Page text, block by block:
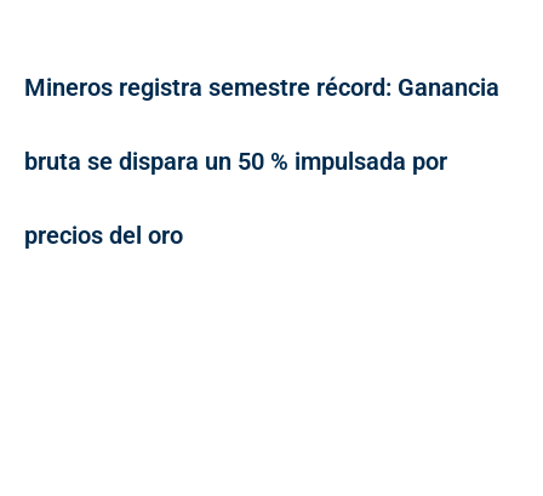
Mineros registra semestre récord: Ganancia
bruta se dispara un 50 % impulsada por
precios del oro